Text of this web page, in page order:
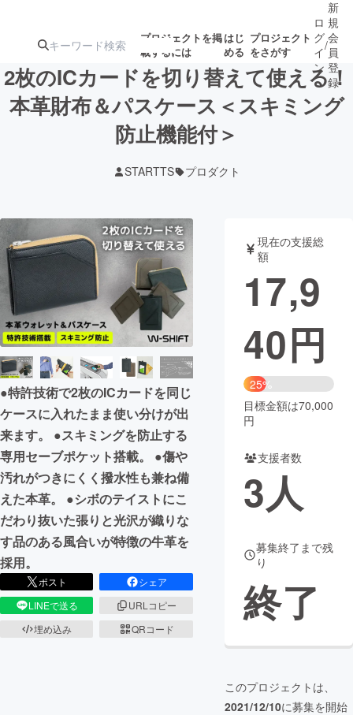
プロジェクトを掲
載するには
はじ
める
プロジェクト
をさがす
注目の新着プロ募集終了が近いプ
テクノロジー・ガジェット
映像・映画 書籍・雑誌
ビジネス・起業 チャレンジ
まちづくり・地域活性化
CAMPFIRE for Social Good
CAMPFIRE Creation
CAMPFIREふるさと納税machi-ya コミュニティ
ロ
グ
イ
ン
/
新
規
会
員
登
録
2枚のICカードを切り替えて使える！
本革財布＆パスケース＜スキミング
防止機能付＞
STARTTS プロダクト
●特許技術で2枚のICカードを同じ
ケースに入れたまま使い分けが出
来ます。 ●スキミングを防止する
専用セーブポケット搭載。 ●傷や
汚れがつきにくく撥水性も兼ね備
えた本革。 ●シボのテイストにこ
だわり抜いた張りと光沢が織りな
す品のある風合いが特徴の牛革を
採用。
ポスト
シェア
LINEで送る
URLコピー
埋め込み
QRコード
現在の支援総
額
17,9
40円
25%
目標金額は70,000
円
支援者数
3人
募集終了まで残
り
終了
このプロジェクトは、
2021/12/10に募集を開始